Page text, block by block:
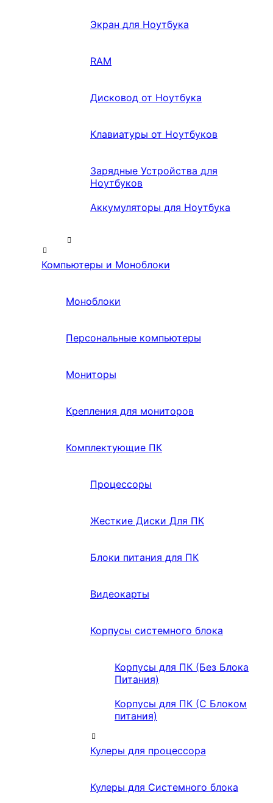
Экран для Ноутбука
RAM
Дисковод от Ноутбука
Клавиатуры от Ноутбуков
Зарядные Устройства для
Ноутбуков
Аккумуляторы для Ноутбука
Компьютеры и Моноблоки
Моноблоки
Персональные компьютеры
Мониторы
Крепления для мониторов
Комплектующие ПК
Процессоры
Жесткие Диски Для ПК
Блоки питания для ПК
Видеокарты
Корпусы системного блока
Корпусы для ПК (Без Блока
Питания)
Корпусы для ПК (С Блоком
питания)
Кулеры для процессора
Кулеры для Системного блока